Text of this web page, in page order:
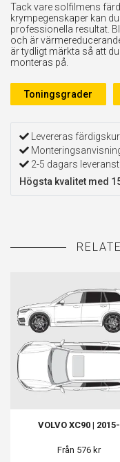
Tack vare solfilmens
krympegenskaper kan
professionella resultat.
och är
är tydligt märkta så att
monteras på.
Toningsgrader
Levereras
2-5 dagars
Högsta kvalitet med
VOLVO XC90 | 2015-
Från 576 kr